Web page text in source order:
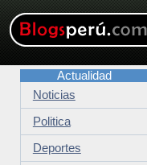
Actualidad
Noticias
Politica
Deportes